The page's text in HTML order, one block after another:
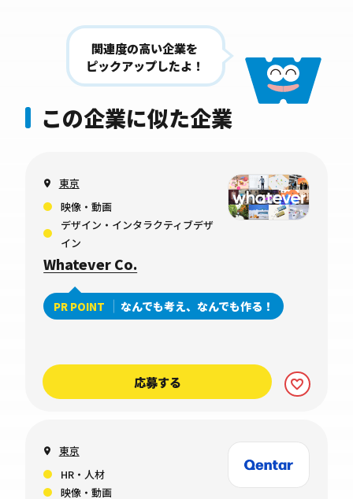
この企業に似た企業
関連度の高い企業を
ピックアップしたよ！
東京
映像・動画
デザイン・インタラクティブデザ
イン
Whatever Co.
PR POINT なんでも考え、なんでも作る！
応募する
東京
HR・人材
映像・動画